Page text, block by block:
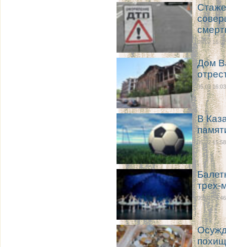
05.02 16:07
Дом
05.02 16:03
В
05.02 15:58
трех-
05.02 14:46